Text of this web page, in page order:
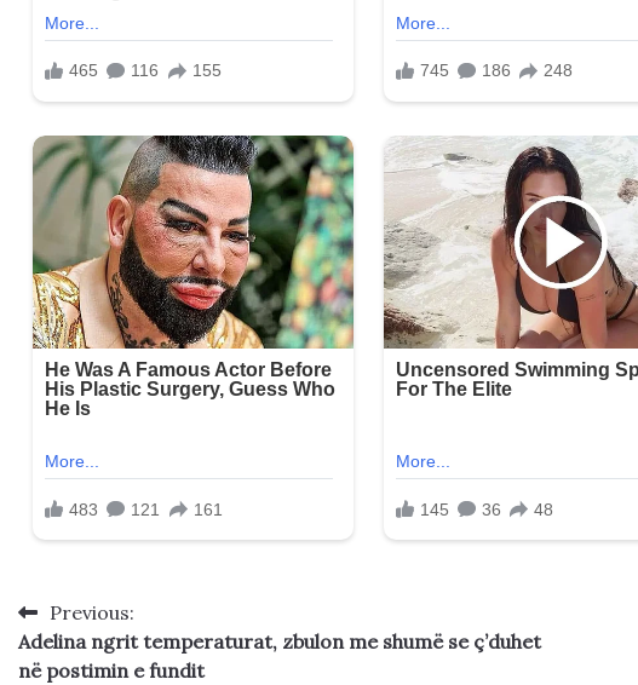
Post
navigation
Previous:
Adelina ngrit temperaturat, zbulon me shumë se ç’duhet
në postimin e fundit